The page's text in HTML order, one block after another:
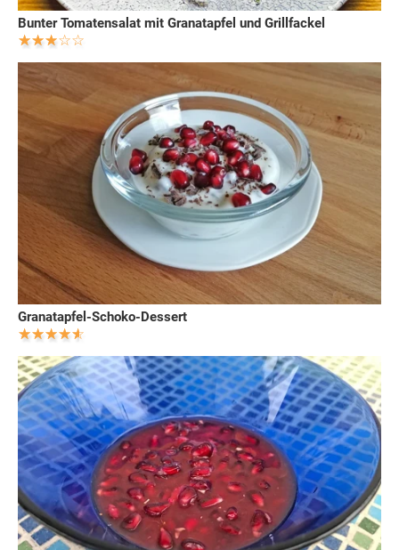
Bunter Tomatensalat mit Granatapfel und Grillfackel
Granatapfel-Schoko-Dessert